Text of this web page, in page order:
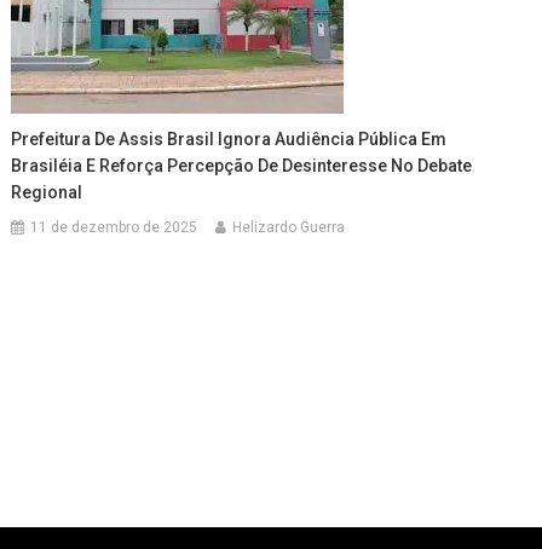
Prefeitura De Assis Brasil Ignora Audiência Pública Em
Brasiléia E Reforça Percepção De Desinteresse No Debate
Regional
11 de dezembro de 2025 Helizardo Guerra